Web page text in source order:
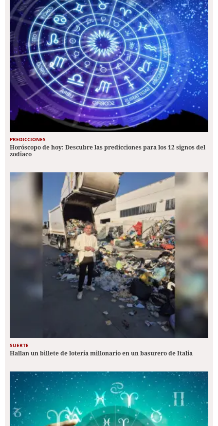
PREDICCIONES
Horóscopo de hoy: Descubre las predicciones para los 12 signos del
zodiaco
SUERTE
Hallan un billete de lotería millonario en un basurero de Italia